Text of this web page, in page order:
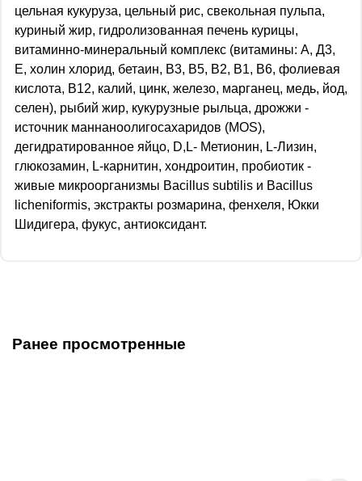
цельная кукуруза, цельный рис, свекольная пульпа,
куриный жир, гидролизованная печень курицы,
витаминно-минеральный комплекс (витамины: А, Д3,
Е, холин хлорид, бетаин, В3, В5, В2, В1, В6, фолиевая
кислота, В12, калий, цинк, железо, марганец, медь, йод,
селен), рыбий жир, кукурузные рыльца, дрожжи -
источник маннаноолигосахаридов (MOS),
дегидратированное яйцо, D,L- Метионин, L-Лизин,
глюкозамин, L-карнитин, хондроитин, пробиотик -
живые микроорганизмы Bacillus subtilis и Bacillus
licheniformis, экстракты розмарина, фенхеля, Юкки
Шидигера, фукус, антиоксидант.
Ранее просмотренные